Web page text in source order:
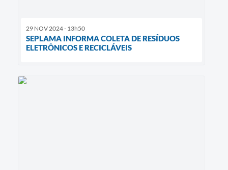
29 NOV 2024 - 13h50
SEPLAMA INFORMA COLETA DE RESÍDUOS
ELETRÔNICOS E RECICLÁVEIS